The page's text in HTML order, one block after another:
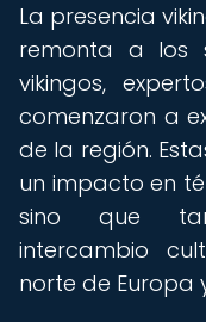
La presencia
remonta a los
vikingos,
comenzaron a
de la región.
un impacto en
sino que
intercambio
norte de Europa